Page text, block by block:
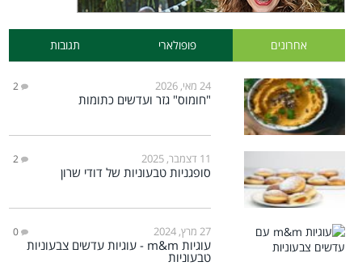
אחרונים פופולארי תגובות
24 מאי, 2026 2
"חומוס" גזר ועדשים כתומות
11 דצמבר, 2025 2
סופגניות טבעוניות של דודי שרון
27 מרץ, 2024 0
עוגיות m&m - עוגיות עדשים צבעוניות
טבעוניות